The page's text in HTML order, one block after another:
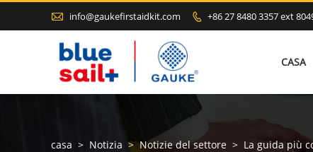
 info@gaukefirstaidkit.com  +86 27 8480 3357 ext
CASA
casa > Notizia > Notizie del settore > La guida più